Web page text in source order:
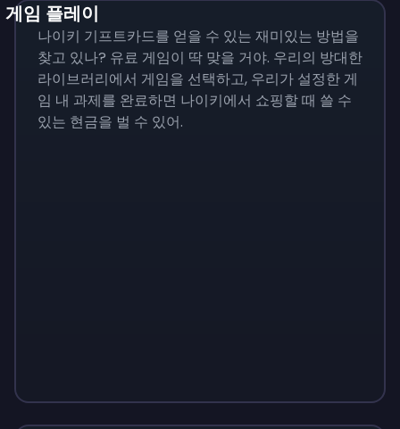
게임 플레이
나이키 기프트카드를 얻을 수 있는 재미있는 방법을
찾고 있나? 유료 게임이 딱 맞을 거야. 우리의 방대한
라이브러리에서 게임을 선택하고, 우리가 설정한 게
임 내 과제를 완료하면 나이키에서 쇼핑할 때 쓸 수
있는 현금을 벌 수 있어.